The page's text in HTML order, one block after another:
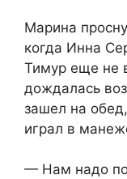
Марина
когда Инна
Тимур еще не
дождалась
зашел на
играл в
— Нам надо